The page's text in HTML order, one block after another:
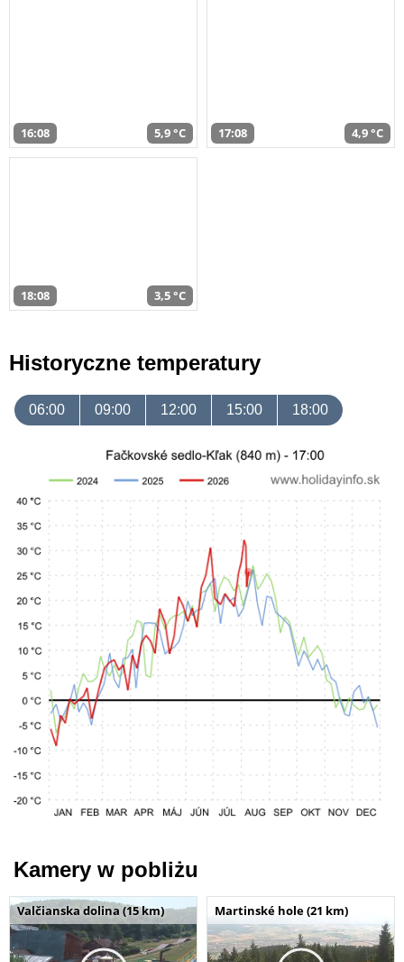
16:08 5,9 °C 17:08 4,9 °C
18:08 3,5 °C
Historyczne temperatury
06:00 09:00 12:00 15:00 18:00
Kamery w pobliżu
Valčianska dolina (15 km) Martinské hole (21 km)